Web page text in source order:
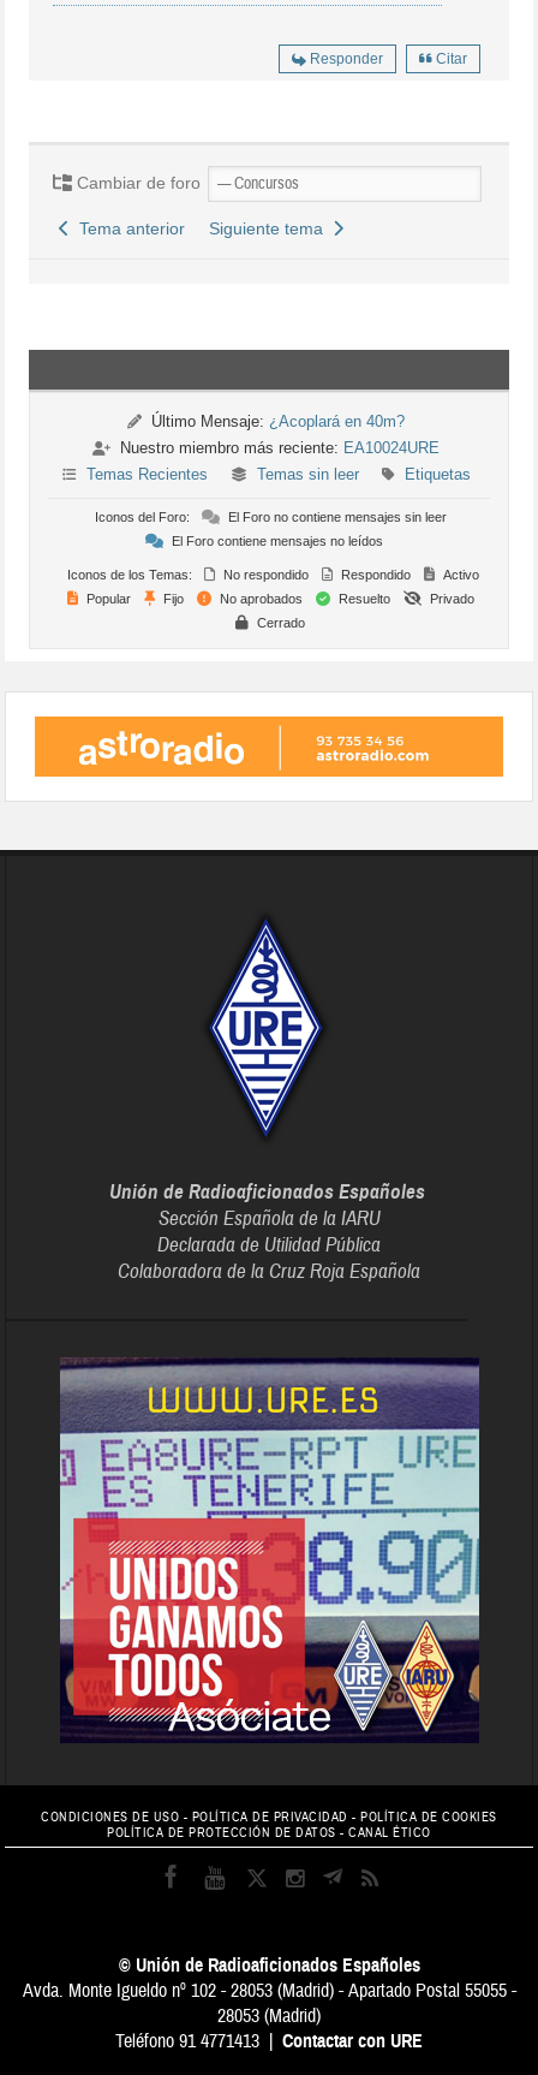
Responder Citar
Cambiar de foro
Tema anterior Siguiente tema
Último Mensaje: ¿Acoplará en 40m?
Nuestro miembro más reciente: EA10024URE
Temas Recientes
Temas sin leer Etiquetas
Iconos del Foro:
El Foro no contiene mensajes sin leer
El Foro contiene mensajes no leídos
Iconos de los Temas: No respondido Respondido
Activo
Popular
Fijo No aprobados Resuelto
Privado
Cerrado
Unión de Radioaficionados Españoles
Sección Española de la IARU
Declarada de Utilidad Pública
Colaboradora de la Cruz Roja Española
CONDICIONES DE USO - POLÍTICA DE PRIVACIDAD -POLÍTICA DE COOKIES
POLÍTICA DE PROTECCIÓN DE DATOS -CANAL ÉTICO
© Unión de Radioaficionados Españoles
Avda. Monte Igueldo nº 102 - 28053 (Madrid) - Apartado Postal 55055 -
28053 (Madrid)
Teléfono 91 4771413 | Contactar con URE